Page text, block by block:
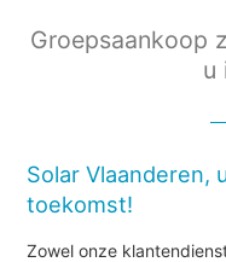
Groepsaankoop
u
Solar Vlaanderen,
toekomst!
Zowel onze